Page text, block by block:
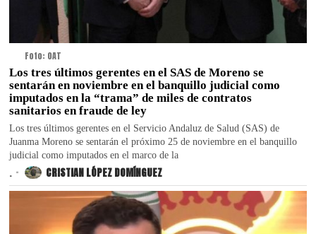
Foto: OAT
Los tres últimos gerentes en el SAS de Moreno se
sentarán en noviembre en el banquillo judicial como
imputados en la “trama” de miles de contratos
sanitarios en fraude de ley
Los tres últimos gerentes en el Servicio Andaluz de Salud (SAS) de
Juanma Moreno se sentarán el próximo 25 de noviembre en el banquillo
judicial como imputados en el marco de la
. CRISTIAN LÓPEZ DOMÍNGUEZ